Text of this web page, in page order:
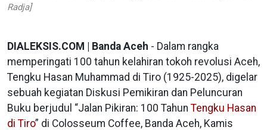
Radja]
DIALEKSIS.COM | Banda Aceh - Dalam rangka
memperingati 100 tahun kelahiran tokoh revolusi Aceh,
Tengku Hasan Muhammad di Tiro (1925-2025), digelar
sebuah kegiatan Diskusi Pemikiran dan Peluncuran
Buku berjudul “Jalan Pikiran: 100 Tahun Tengku Hasan
di Tiro” di Colosseum Coffee, Banda Aceh, Kamis